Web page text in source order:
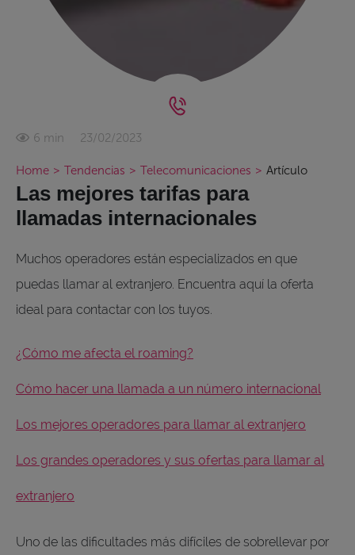
6 min 23/02/2023
Home > Tendencias > Telecomunicaciones > Artículo
Las mejores tarifas para
llamadas internacionales
Muchos operadores están especializados en que
puedas llamar al extranjero. Encuentra aquí la oferta
ideal para contactar con los tuyos.
¿Cómo me afecta el roaming?
Cómo hacer una llamada a un número internacional
Los mejores operadores para llamar al extranjero
Los grandes operadores y sus ofertas para llamar al
extranjero
Uno de las dificultades más difíciles de sobrellevar por